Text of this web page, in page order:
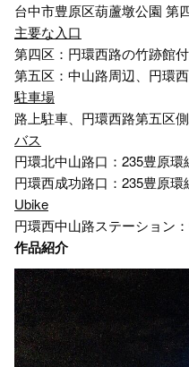
台中市豊原区葫蘆墩公園 第
主要な入口
第四区：円環西路の竹跡館
第五区：中山路周辺、円環
駐車場
路上駐車、円環西路第五区
バス
円環北中山路口：235豊原環
円環西成功路口：235豊原環
Ubike
円環西中山路ステーション
作品紹介